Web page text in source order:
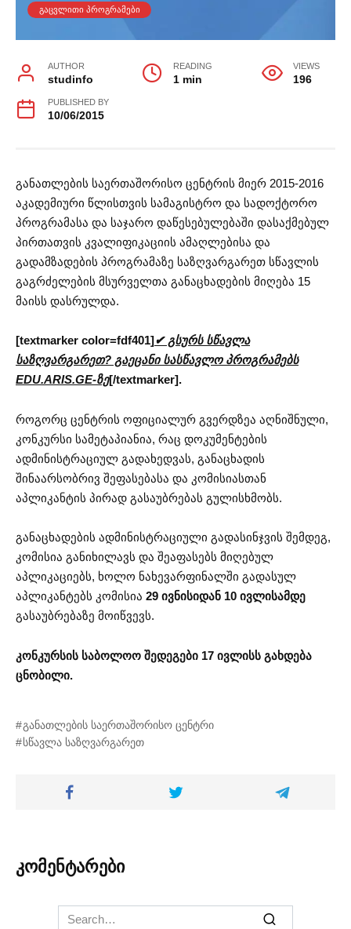
ᲒᲐᲪᲕᲚᲘᲗᲘ ᲞᲠᲝᲒᲠᲐᲛᲔᲑᲘ
AUTHOR
studinfo
READING
1 min
VIEWS
196
PUBLISHED BY
10/06/2015
განათლების საერთაშორისო ცენტრის მიერ 2015-2016
აკადემიური წლისთვის სამაგისტრო და სადოქტორო
პროგრამასა და საჯარო დაწესებულებაში დასაქმებულ
პირთათვის კვალიფიკაციის ამაღლებისა და
გადამზადების პროგრამაზე საზღვარგარეთ სწავლის
გაგრძელების მსურველთა განაცხადების მიღება 15
მაისს დასრულდა.
[textmarker color=fdf401]✔ გსურს სწავლა
საზღვარგარეთ? გაეცანი სასწავლო პროგრამებს
EDU.ARIS.GE-ზე[/textmarker].
როგორც ცენტრის ოფიციალურ გვერდზეა აღნიშნული,
კონკურსი სამეტაპიანია, რაც დოკუმენტების
ადმინისტრაციულ გადახედვას, განაცხადის
შინაარსობრივ შეფასებასა და კომისიასთან
აპლიკანტის პირად გასაუბრებას გულისხმობს.
განაცხადების ადმინისტრაციული გადასინჯვის შემდეგ,
კომისია განიხილავს და შეაფასებს მიღებულ
აპლიკაციებს, ხოლო ნახევარფინალში გადასულ
აპლიკანტებს კომისია 29 ივნისიდან 10 ივლისამდე
გასაუბრებაზე მოიწვევს.
კონკურსის საბოლოო შედეგები 17 ივლისს გახდება
ცნობილი.
განათლების საერთაშორისო ცენტრი
სწავლა საზღვარგარეთ
კომენტარები
Search